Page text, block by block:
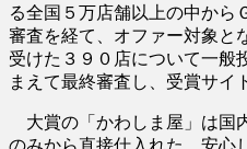
る全国５万店舗以上の中から
審査を経て、オファー対象と
受けた３９０店について一般
まえて最終審査し、受賞サイ
大賞の「かわしま屋」は国
のみから直接仕入れた、安心